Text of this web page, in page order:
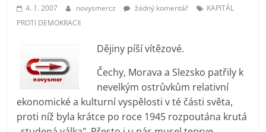
prospívá?
4. 1. 2007 novysmercz žádný komentář
KAPITÁL
PROTI DEMOKRACII
Dějiny píší vítězové.
Čechy, Morava a Slezsko patřily k
nevelkým ostrůvkům relativní
ekonomické a kulturní vyspělosti v té části světa,
proti níž byla krátce po roce 1945 rozpoutána krutá